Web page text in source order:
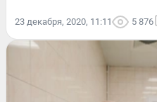
23 декабря, 2020, 11:11 5 876